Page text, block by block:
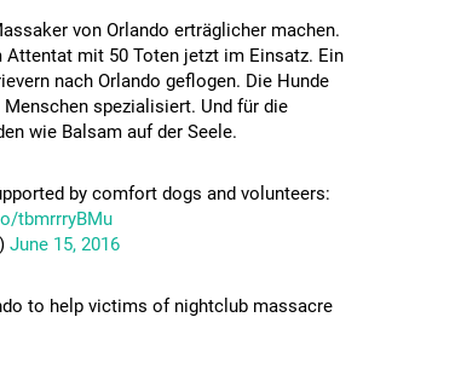
von Orlando erträglicher machen.
Attentat mit 50 Toten jetzt im Einsatz. Ein
nach Orlando geflogen. Die Hunde
spezialisiert. Und für die
wie Balsam auf der Seele.
by comfort dogs and volunteers:
tbmrrryBMu
June 15, 2016
to help victims of nightclub massacre